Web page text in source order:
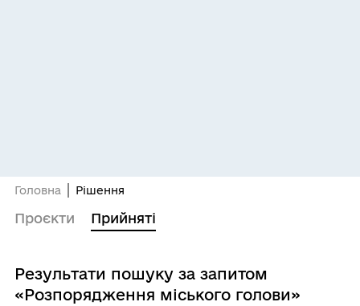
Головна Рішення
Проєкти Прийняті
Результати пошуку за запитом
«Розпорядження міського голови»